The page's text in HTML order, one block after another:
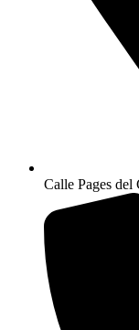
Calle Pages del